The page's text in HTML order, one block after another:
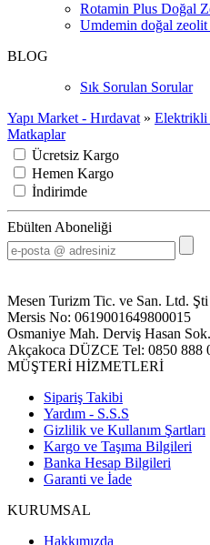
Rotamin Plus Doğal
Umdemin doğal zeolit
BLOG
Sık Sorulan Sorular
Yapı Market - Hırdavat » Elektrikli
Matkaplar
Ücretsiz Kargo
Hemen Kargo
İndirimde
Ebülten Aboneliği
Mesen Turizm Tic. ve San. Ltd. Şti
Mersis No: 0619001649800015
Osmaniye Mah. Derviş Hasan
Akçakoca DÜZCE Tel: 0850 888
MÜŞTERİ HİZMETLERİ
Sipariş Takibi
Yardım - S.S.S
Gizlilik ve Kullanım Şartları
Kargo ve Taşıma Bilgileri
Banka Hesap Bilgileri
Garanti ve İade
KURUMSAL
Hakkımızda